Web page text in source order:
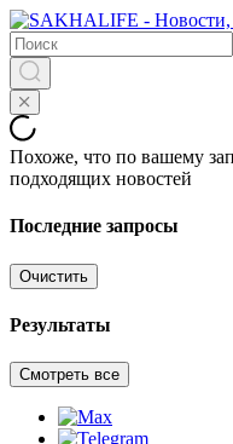
Похоже, что по вашему
подходящих новостей
Последние запросы
Очистить
Результаты
Смотреть все